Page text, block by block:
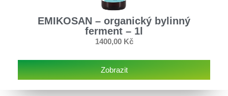
EMIKOSAN – organický bylinný
ferment – 1l
1400,00 Kč
Zobrazit